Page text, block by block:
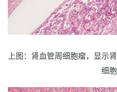
上图：肾血管周细胞瘤，显示
细胞